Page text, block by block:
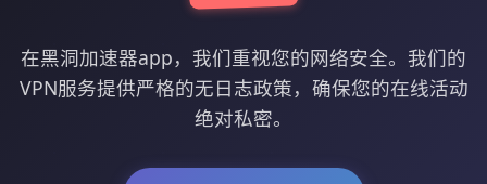
在黑洞加速器app，我们重视您的网络安全。我们的
VPN服务提供严格的无日志政策，确保您的在线活动
绝对私密。